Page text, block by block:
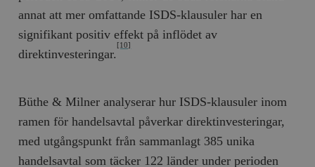
annat att mer omfattande ISDS-klausuler har en
signifikant positiv effekt på inflödet av
direktinvesteringar.
[10]
Büthe & Milner analyserar hur ISDS-klausuler inom
ramen för handelsavtal påverkar direktinvesteringar,
med utgångspunkt från sammanlagt 385 unika
handelsavtal som täcker 122 länder under perioden